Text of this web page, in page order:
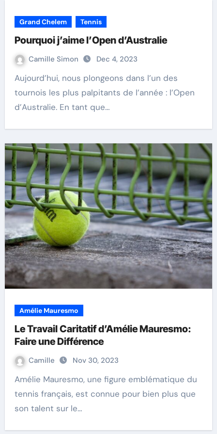
Grand Chelem Tennis
Pourquoi j’aime l’Open d’Australie
Camille Simon Dec 4, 2023
Aujourd’hui, nous plongeons dans l’un des
tournois les plus palpitants de l’année : l’Open
d’Australie. En tant que…
Amélie Mauresmo
Le Travail Caritatif d’Amélie Mauresmo:
Faire une Différence
Camille Nov 30, 2023
Amélie Mauresmo, une figure emblématique du
tennis français, est connue pour bien plus que
son talent sur le…